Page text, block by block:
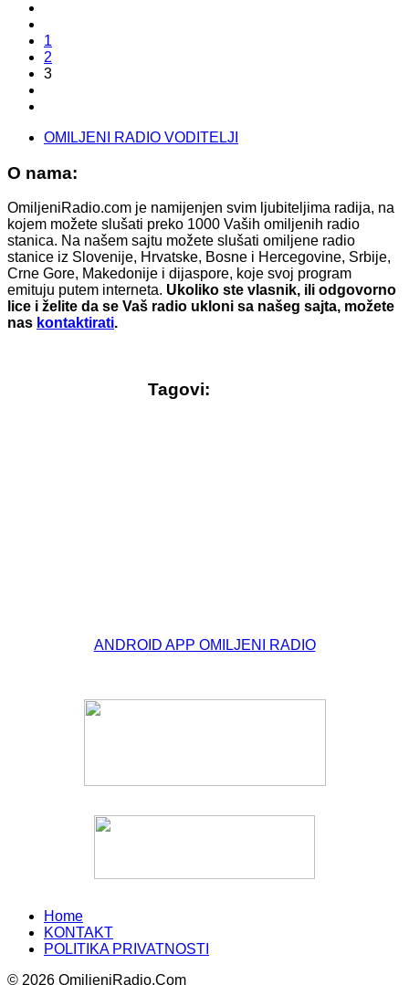
1
2
3
OMILJENI RADIO VODITELJI
O nama:
OmiljeniRadio.com je namijenjen svim ljubiteljima radija, na
kojem možete slušati preko 1000 Vaših omiljenih radio
stanica. Na našem sajtu možete slušati omiljene radio
stanice iz Slovenije, Hrvatske, Bosne i Hercegovine, Srbije,
Crne Gore, Makedonije i dijaspore, koje svoj program
emituju putem interneta. Ukoliko ste vlasnik, ili odgovorno
lice i želite da se Vaš radio ukloni sa našeg sajta, možete
nas kontaktirati.
Tagovi:
ANDROID APP OMILJENI RADIO
Home
KONTAKT
POLITIKA PRIVATNOSTI
© 2026 OmiljeniRadio.Com